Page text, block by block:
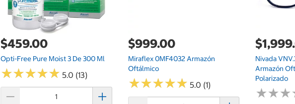
$459.00
Opti-Free Pure Moist 3 De 300 Ml
★★★★★
★★★★★ 5.0 (13)
$999.00
Miraflex 0MF4032 Armazón
Oftálmico
★★★★★
★★★★★ 5.0 (1)
Nivada
Armazón
Polarizado
★★★
★★★